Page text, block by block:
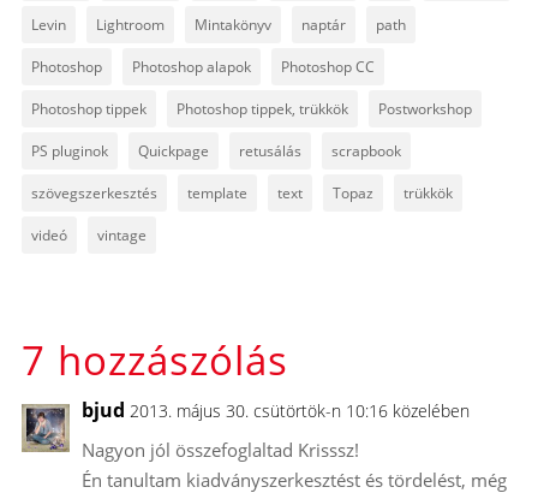
Levin Lightroom Mintakönyv naptár path
Photoshop Photoshop alapok Photoshop CC
Photoshop tippek Photoshop tippek, trükkök Postworkshop
PS pluginok Quickpage retusálás scrapbook
szövegszerkesztés template text Topaz trükkök
videó vintage
7 hozzászólás
bjud 2013. május 30. csütörtök-n 10:16 közelében
Nagyon jól összefoglaltad Krisssz!
Én tanultam kiadványszerkesztést és tördelést, még